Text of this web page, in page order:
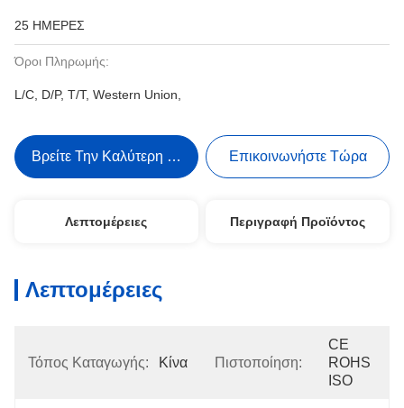
25 ΗΜΕΡΕΣ
Όροι Πληρωμής:
L/C, D/P, T/T, Western Union,
Βρείτε Την Καλύτερη Τιμή Επικοινωνήστε Τώρα
Λεπτομέρειες Περιγραφή Προϊόντος
Λεπτομέρειες
Τόπος Καταγωγής: Κίνα Πιστοποίηση:
CE
ROHS
ISO